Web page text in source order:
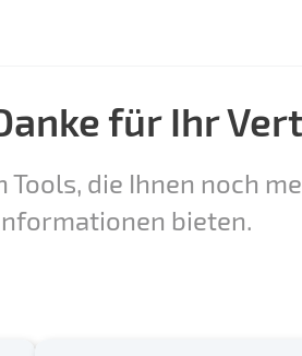
für Ihr
die Ihnen noch
bieten.